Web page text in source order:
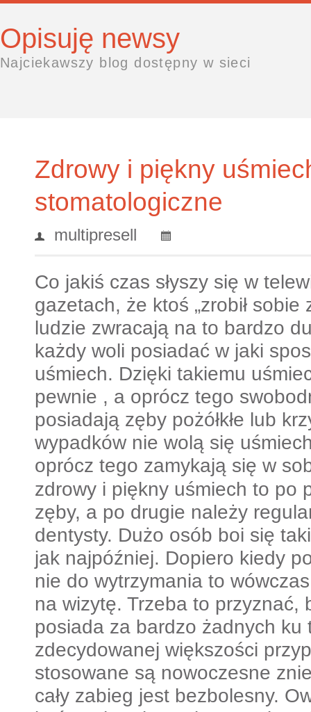
Opisuję newsy
Najciekawszy blog dostępny w sieci
Zdrowy i piękny
stomatologiczne
multipresell
Co jakiś czas słyszy się w
gazetach, że ktoś „zrobił sobie
ludzie zwracają na to bardzo
każdy woli posiadać w jaki
uśmiech. Dzięki takiemu
pewnie , a oprócz tego
posiadają zęby pożółkłe lub
wypadków nie wolą się
oprócz tego zamykają się w
zdrowy i piękny uśmiech to po
zęby, a po drugie należy
dentysty. Dużo osób boi się
jak najpóźniej. Dopiero kiedy
nie do wytrzymania to
na wizytę. Trzeba to przyznać,
posiada za bardzo żadnych ku
zdecydowanej większości
stosowane są nowoczesne
cały zabieg jest bezbolesny.